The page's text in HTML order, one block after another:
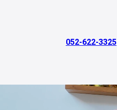
052-622-3325